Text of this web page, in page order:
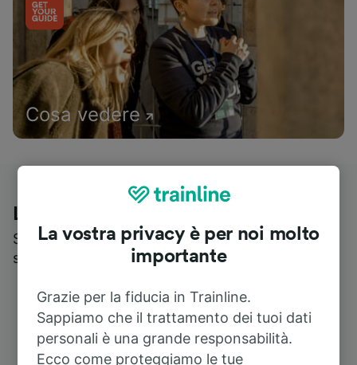
Cosa vedere
Le recensioni dei nostri viaggiatori
Scopri cosa pensa realmente chi utilizza i nostri
servizi
La vostra privacy è per noi molto
importante
Grazie per la fiducia in Trainline.
Sappiamo che il trattamento dei tuoi dati
personali è una grande responsabilità.
Ecco come proteggiamo le tue